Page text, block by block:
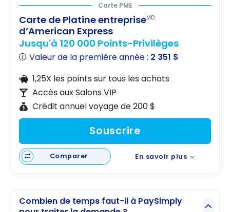
Carte PME
Carte de Platine entrepriseMD
d’American Express
Jusqu'à 120 000 Points-Privilèges
Valeur de la première année : 2 351 $
1,25X les points sur tous les achats
Accès aux Salons VIP
Crédit annuel voyage de 200 $
Souscrire
Comparer En savoir plus
Combien de temps faut-il à PaySimply